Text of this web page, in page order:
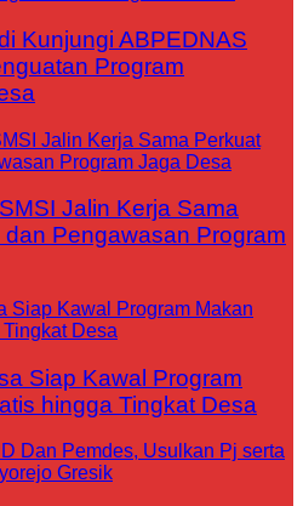
Kunjungi ABPEDNAS
Program
Jalin Kerja Sama
Pengawasan Program
Siap Kawal Program
hingga Tingkat Desa